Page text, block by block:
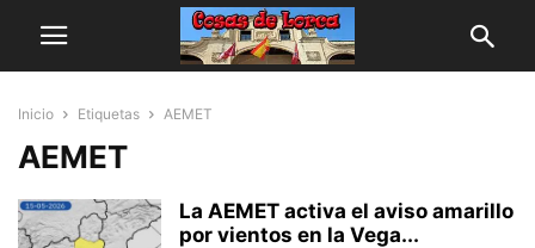
Inicio Etiquetas AEMET
AEMET
La AEMET activa el aviso amarillo
por vientos en la Vega...